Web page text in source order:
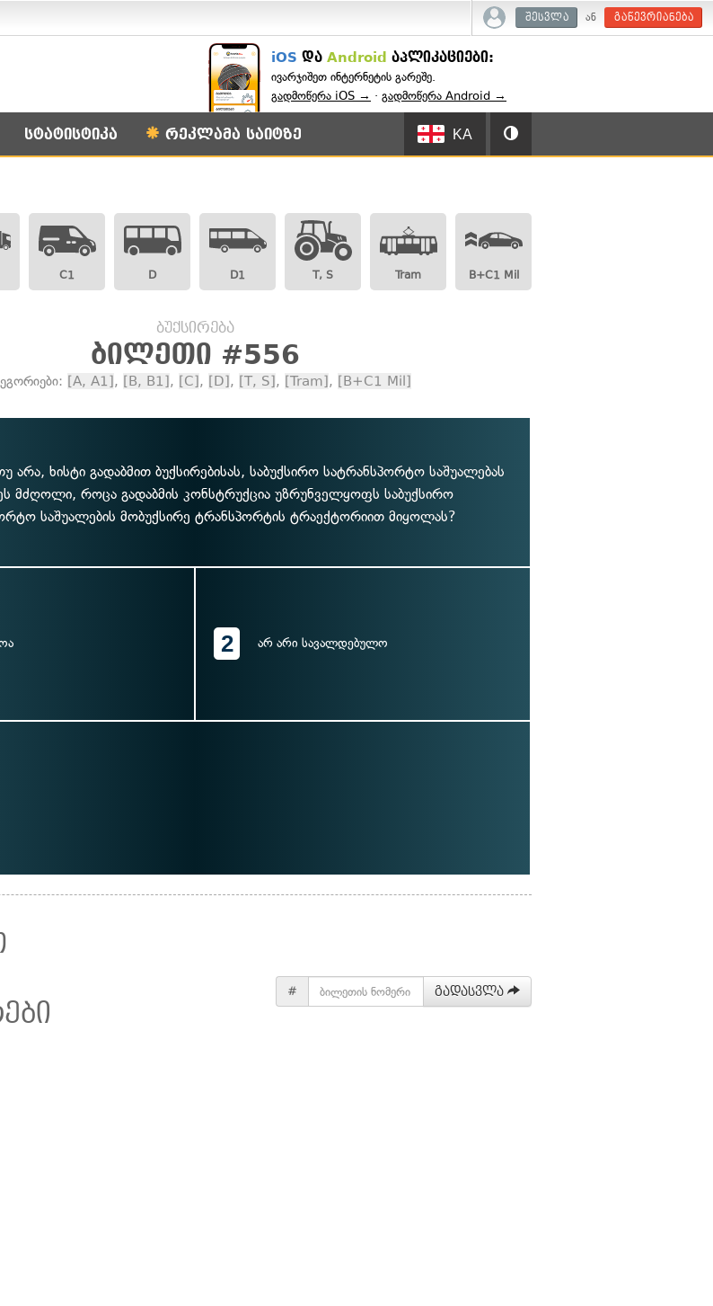
შესვლა ან გაწევრიანება
iOS და Android აპლიკაციები:
ივარჯიშეთ ინტერნეტის გარეშე.
გადმოწერა iOS → · გადმოწერა Android →
სტატისტიკა რეკლამა საიტზე KA
C1 D D1 T, S Tram B+C1 Mil
ბუქსირება
ბილეთი #556
[A, A1], [B, B1], [C], [D], [T, S], [Tram], [B+C1 Mil]
ხისტი გადაბმით ბუქსირებისას, საბუქსირო სატრანსპორტო საშუალებას
მძღოლი, როცა გადაბმის კონსტრუქცია უზრუნველყოფს საბუქსირო
საშუალების მობუქსირე ტრანსპორტის ტრაექტორიით მიყოლას?
2 არ არი სავალდებულო
# გადასვლა